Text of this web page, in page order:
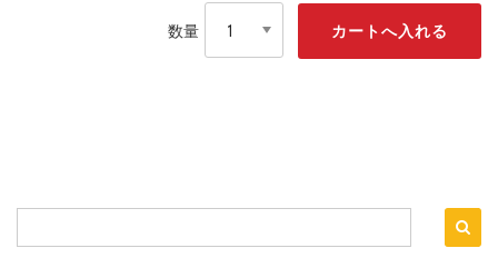
数量